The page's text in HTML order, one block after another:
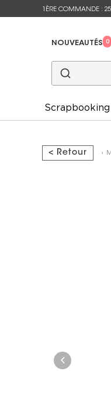
1ÈRE COMMANDE : 25
NOUVEAUTÉS 0
Scrapbooking
< Retour ›